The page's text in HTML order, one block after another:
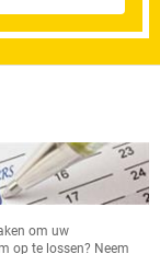
om uw
op te lossen? Neem